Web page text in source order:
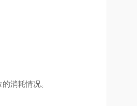
消耗情况。